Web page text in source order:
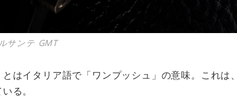
サンテ GMT
はイタリア語で「ワンプッシュ」の意味。これは
る。